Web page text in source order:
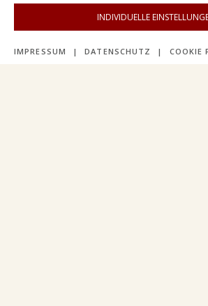
IMPRESSUM | DATENSCHUTZ | COOKIE
INDIVIDUELLE